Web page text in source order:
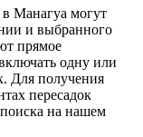
Манагуа могут
и выбранного
прямое
одну или
Для получения
пересадок
на нашем